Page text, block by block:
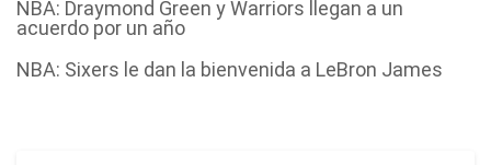
NBA: Draymond Green y Warriors llegan a un
acuerdo por un año
NBA: Sixers le dan la bienvenida a LeBron James